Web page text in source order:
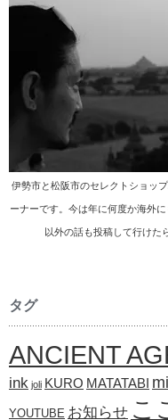
伊勢市と松阪市のセレクトショッ
ーナーです。今は年に何度か海外
以外の話も投稿して行けた
タグ
ANCIENT
ink joli KURO MATATABI
YOUTUBE お知らせ こ